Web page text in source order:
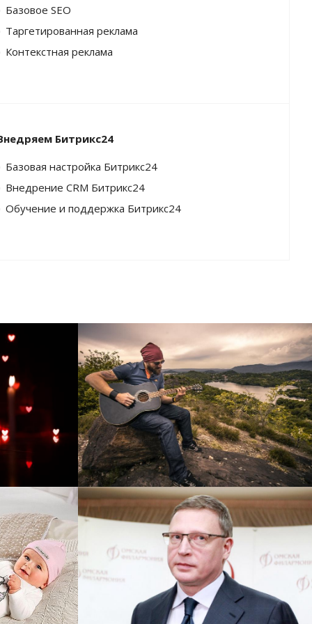
Базовое SEO
Таргетированная реклама
Контекстная реклама
Битрикс24
Базовая настройка Битрикс24
Внедрение CRM Битрикс24
Обучение и поддержка Битрикс24
Перевод интернет-магазина
Guitaramania.ru на 1С-
Битрикс
Смотреть проект
Сайт кандидата в
губернаторы Буркова
Александра Леонидовича